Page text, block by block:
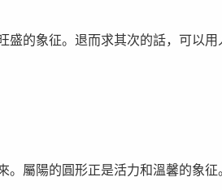
的象征。退而求其次的話，可以
屬陽的圓形正是活力和溫馨的象